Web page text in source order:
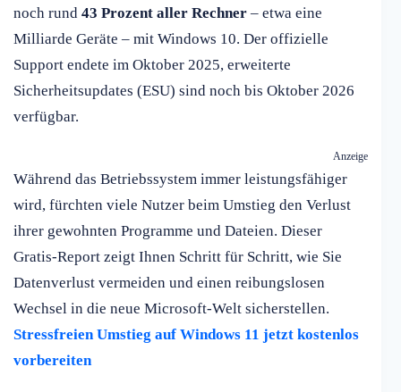
noch rund 43 Prozent aller Rechner – etwa eine
Milliarde Geräte – mit Windows 10. Der offizielle
Support endete im Oktober 2025, erweiterte
Sicherheitsupdates (ESU) sind noch bis Oktober 2026
verfügbar.
Anzeige
Während das Betriebssystem immer leistungsfähiger
wird, fürchten viele Nutzer beim Umstieg den Verlust
ihrer gewohnten Programme und Dateien. Dieser
Gratis-Report zeigt Ihnen Schritt für Schritt, wie Sie
Datenverlust vermeiden und einen reibungslosen
Wechsel in die neue Microsoft-Welt sicherstellen.
Stressfreien Umstieg auf Windows 11 jetzt kostenlos
vorbereiten